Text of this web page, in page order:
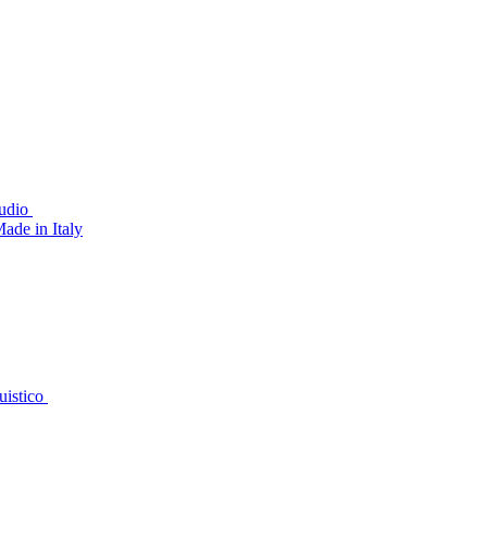
in Italy